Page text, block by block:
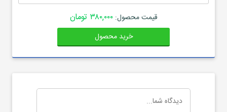
قیمت محصول:۳۸۰,۰۰۰ تومان
خرید محصول